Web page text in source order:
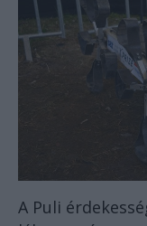
A Puli